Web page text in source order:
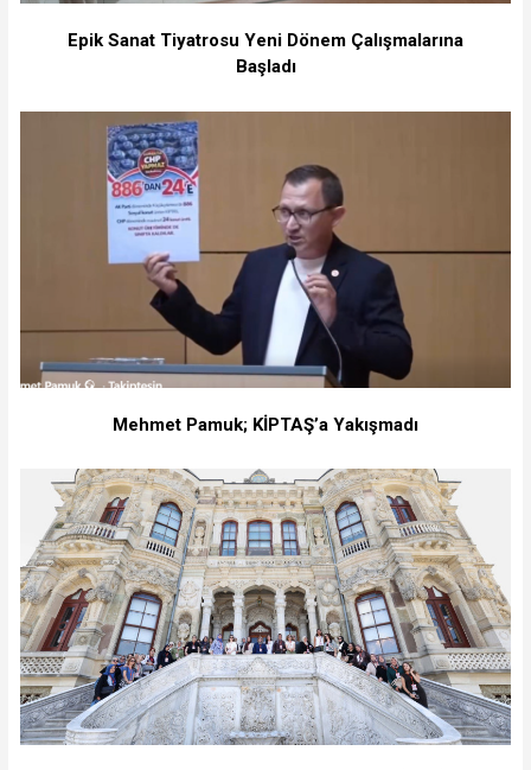
Epik Sanat Tiyatrosu Yeni Dönem Çalışmalarına
Başladı
Mehmet Pamuk; KİPTAŞ’a Yakışmadı